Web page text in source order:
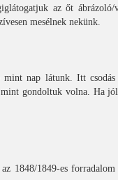
az őt ábrázoló/
mesélnek nekünk.
nap látunk. Itt csodás
mint gondoltuk volna. Ha
1848/1849-es forradalom